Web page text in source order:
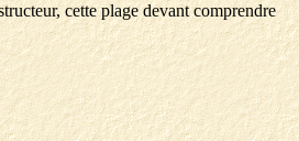
cette plage devant comprendre